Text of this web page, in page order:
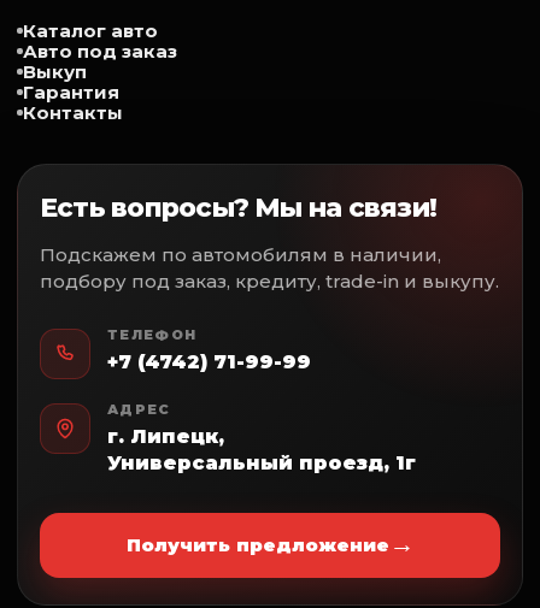
✅-
✅-
Ткань
Кожаный руль
Обогрев
Электростеклоподъемники
Передние и задние
Помощь при вождении
Датчик дождя
Датчик света
Парктроник задний
Камера заднего вида
Круиз-контроль
Бортовой компьютер
Центральный замок
Подушки безопасности
Фронтальные
Шторки
Каталог авто
Авто под заказ
Выкуп
Гарантия
Контакты
Есть вопросы? Мы на связи!
Подскажем по автомобилям в наличии,
подбору под заказ, кредиту, trade-in и выкупу.
ТЕЛЕФОН
+7 (4742) 71-99-99
АДРЕС
г. Липецк,
Универсальный проезд, 1г
Получить предложение →